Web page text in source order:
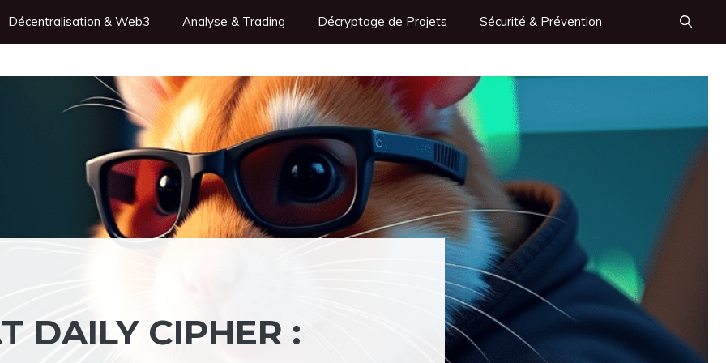
Décentralisation & Web3 Analyse & Trading Décryptage de Projets Sécurité & Prévention
DAILY CIPHER :